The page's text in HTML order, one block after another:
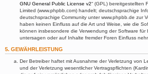
GNU General Public License v2“ (GPL) bereitgestellten
Limited (www.phpbb.com) handelt; deutschsprachige
deutschsprachige Community unter www.phpbb.de zur
haben keinen Einfluss auf die Art und Weise, wie die
können insbesondere die Verwendung der Software für
untersagen oder auf Inhalte fremder Foren Einfluss
5. GEWÄHRLEISTUNG
Der Betreiber haftet mit Ausnahme der Verletzung von
und der Verletzung wesentlicher Vertragspflichten